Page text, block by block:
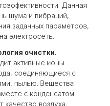
Данная
шума и вибраций,
заданных параметров,
электросеть.
очистки.
активные ионы
соединяющиеся с
пылью. Вещества
с конденсатом.
качество воздуха.